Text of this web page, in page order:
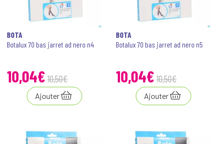
BOTA
Botalux 70 bas jarret ad nero n4
10,04€ 10,50€
Ajouter
BOTA
Botalux 70 bas jarret ad nero n5
10,04€ 10,50€
Ajouter